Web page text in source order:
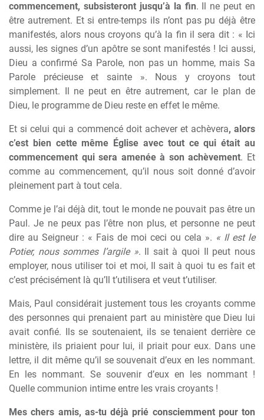
commencement, subsisteront jusqu’à la fin. Il ne peut en
être autrement. Et si entre-temps ils n’ont pas pu déjà être
manifestés, alors nous croyons qu’à la fin il sera dit : « Ici
aussi, les signes d’un apôtre se sont manifestés ! Ici aussi,
Dieu a confirmé Sa Parole, non pas un homme, mais Sa
Parole précieuse et sainte ». Nous y croyons tout
simplement. Il ne peut en être autrement, car le plan de
Dieu, le programme de Dieu reste en effet le même.
Et si celui qui a commencé doit achever et achèvera, alors
c’est bien cette même Église avec tout ce qui était au
commencement qui sera amenée à son achèvement. Et
comme au commencement, qu’il nous soit donné d’avoir
pleinement part à tout cela.
Comme je l’ai déjà dit, tout le monde ne pouvait pas être un
Paul. Je ne peux pas l’être non plus, et personne ne peut
dire au Seigneur : « Fais de moi ceci ou cela ». « Il est le
Potier, nous sommes l’argile ». Il sait à quoi Il peut nous
employer, nous utiliser toi et moi, Il sait à quoi tu es fait et
c’est précisément là qu’Il t’utilisera et veut t’utiliser.
Mais, Paul considérait justement tous les croyants comme
des personnes qui prenaient part au ministère que Dieu lui
avait confié. Ils se soutenaient, ils se tenaient derrière ce
ministère, ils priaient pour lui, il priait pour eux. Dans une
lettre, il dit même qu’il se souvenait d’eux en les nommant.
En les nommant. Se souvenir d’eux en les nommant !
Quelle communion intime entre les vrais croyants !
Mes chers amis, as-tu déjà prié consciemment pour ton